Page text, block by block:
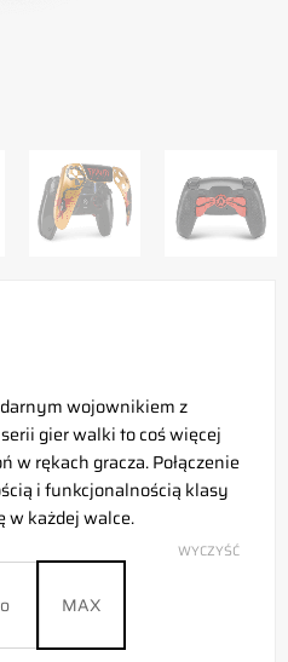
wojownikiem z
gier walki to coś więcej
w rękach gracza. Połączenie
i funkcjonalnością klasy
w każdej walce.
MAX
WYCZYŚĆ